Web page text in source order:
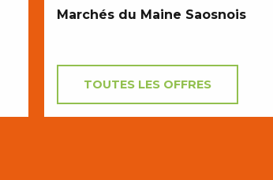
Marchés du Maine Saosnois
TOUTES LES OFFRES